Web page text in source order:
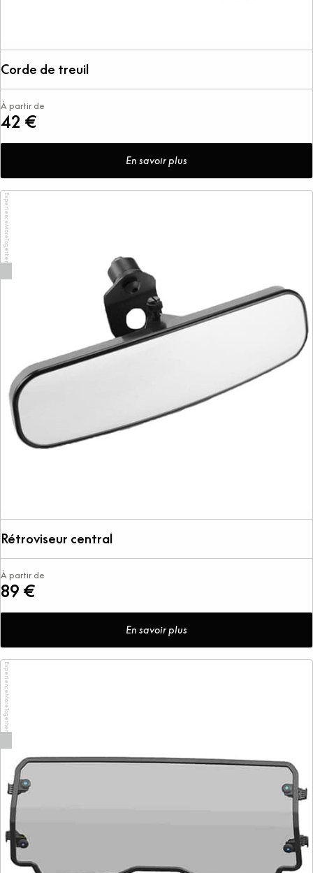
Corde de treuil
À partir de
42 €
En savoir plus
ExperienceMoreTogether
Rétroviseur central
À partir de
89 €
En savoir plus
ExperienceMoreTogether